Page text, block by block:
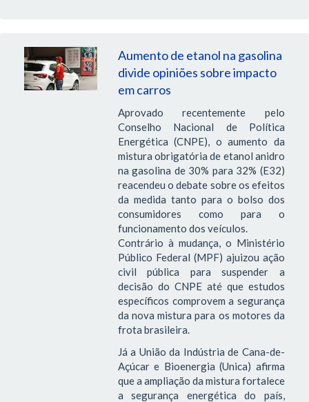
Aumento de etanol na gasolina
divide opiniões sobre impacto
em carros
Aprovado recentemente pelo
Conselho Nacional de Política
Energética (CNPE), o aumento da
mistura obrigatória de etanol anidro
na gasolina de 30% para 32% (E32)
reacendeu o debate sobre os efeitos
da medida tanto para o bolso dos
consumidores como para o
funcionamento dos veículos.
Contrário à mudança, o Ministério
Público Federal (MPF) ajuizou ação
civil pública para suspender a
decisão do CNPE até que estudos
específicos comprovem a segurança
da nova mistura para os motores da
frota brasileira.
Já a União da Indústria de Cana-de-
Açúcar e Bioenergia (Unica) afirma
que a ampliação da mistura fortalece
a segurança energética do país,